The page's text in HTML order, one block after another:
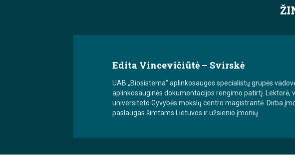
Edita Vincevičiūtė – Svirskė
UAB „Biosistema“ aplinkosaugos specialistų grupės
aplinkosauginės dokumentacijos rengimo patirtį.
universiteto Gyvybės mokslų centro magistrantė. Dirba
paslaugas šimtams Lietuvos ir užsienio įmonių.